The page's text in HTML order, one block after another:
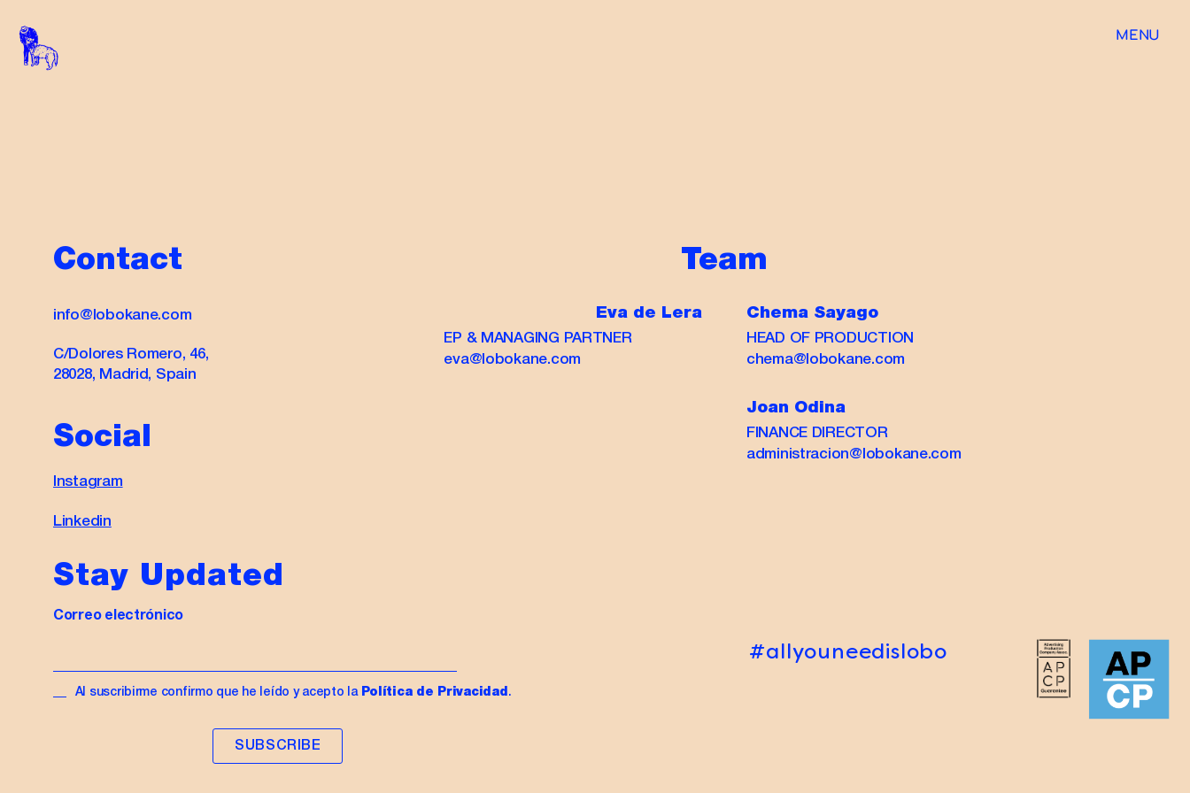
MENU
Contact
info@lobokane.com
C/Dolores Romero, 46,
28028, Madrid, Spain
Social
Instagram
Linkedin
Team
Eva de Lera
EP & MANAGING PARTNER
eva@lobokane.com
Chema Sayago
HEAD OF PRODUCTION
chema@lobokane.com
Joan Odina
FINANCE DIRECTOR
administracion@lobokane.com
Stay Updated
Correo electrónico
Al suscribirme confirmo que he leído y acepto la Política de Privacidad .
SUBSCRIBE
#allyouneedislobo